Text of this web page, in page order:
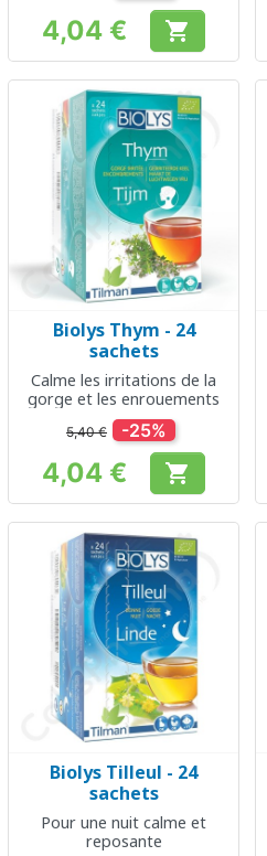
Prix
4,04 € 
Biolys Thym - 24
sachets
Calme les irritations de la
gorge et les enrouements
5,40 € -25%
Prix
4,04 € 
Biolys Tilleul - 24
sachets
Pour une nuit calme et
reposante